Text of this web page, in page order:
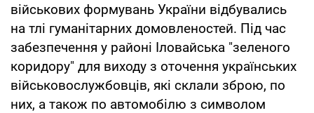
військових формувань України відбувались
на тлі гуманітарних домовленостей. Під час
забезпечення у районі Іловайська "зеленого
коридору" для виходу з оточення українських
військовослужбовців, які склали зброю, по
них, а також по автомобілю з символом